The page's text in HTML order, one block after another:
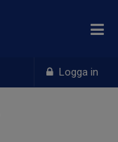
Logga in